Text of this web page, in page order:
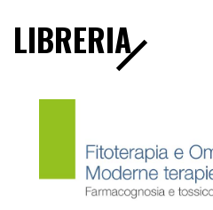
LIBRERIA